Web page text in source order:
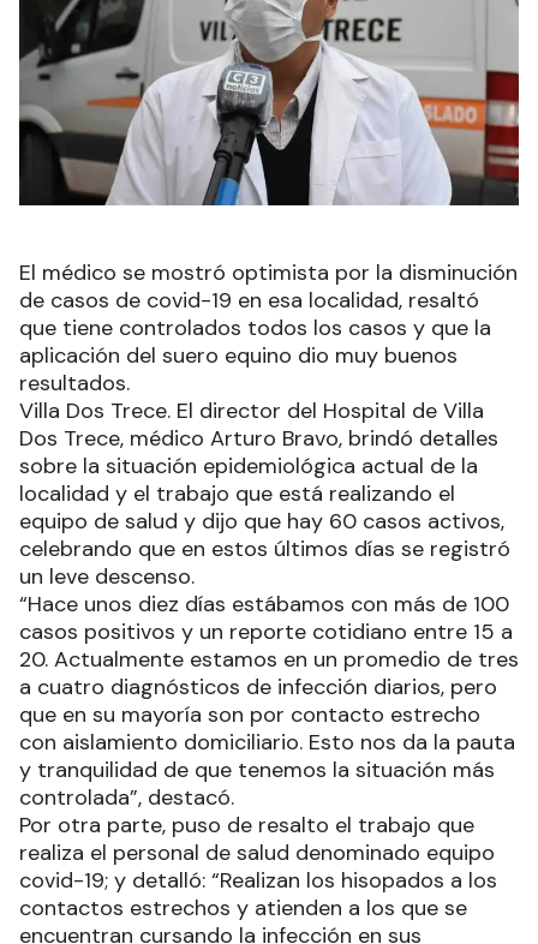
El médico se mostró optimista por la disminución
de casos de covid-19 en esa localidad, resaltó
que tiene controlados todos los casos y que la
aplicación del suero equino dio muy buenos
resultados.
Villa Dos Trece. El director del Hospital de Villa
Dos Trece, médico Arturo Bravo, brindó detalles
sobre la situación epidemiológica actual de la
localidad y el trabajo que está realizando el
equipo de salud y dijo que hay 60 casos activos,
celebrando que en estos últimos días se registró
un leve descenso.
“Hace unos diez días estábamos con más de 100
casos positivos y un reporte cotidiano entre 15 a
20. Actualmente estamos en un promedio de tres
a cuatro diagnósticos de infección diarios, pero
que en su mayoría son por contacto estrecho
con aislamiento domiciliario. Esto nos da la pauta
y tranquilidad de que tenemos la situación más
controlada”, destacó.
Por otra parte, puso de resalto el trabajo que
realiza el personal de salud denominado equipo
covid-19; y detalló: “Realizan los hisopados a los
contactos estrechos y atienden a los que se
encuentran cursando la infección en sus